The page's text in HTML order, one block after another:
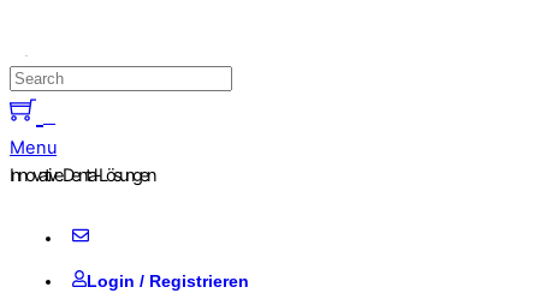
Menu
Innovative Dental-Lösungen
Login / Registrieren